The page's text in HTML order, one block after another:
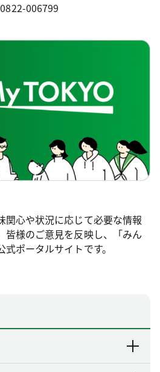
006799
関心や状況に応じて必要な情報
皆様のご意見を反映し、「みん
ポータルサイトです。